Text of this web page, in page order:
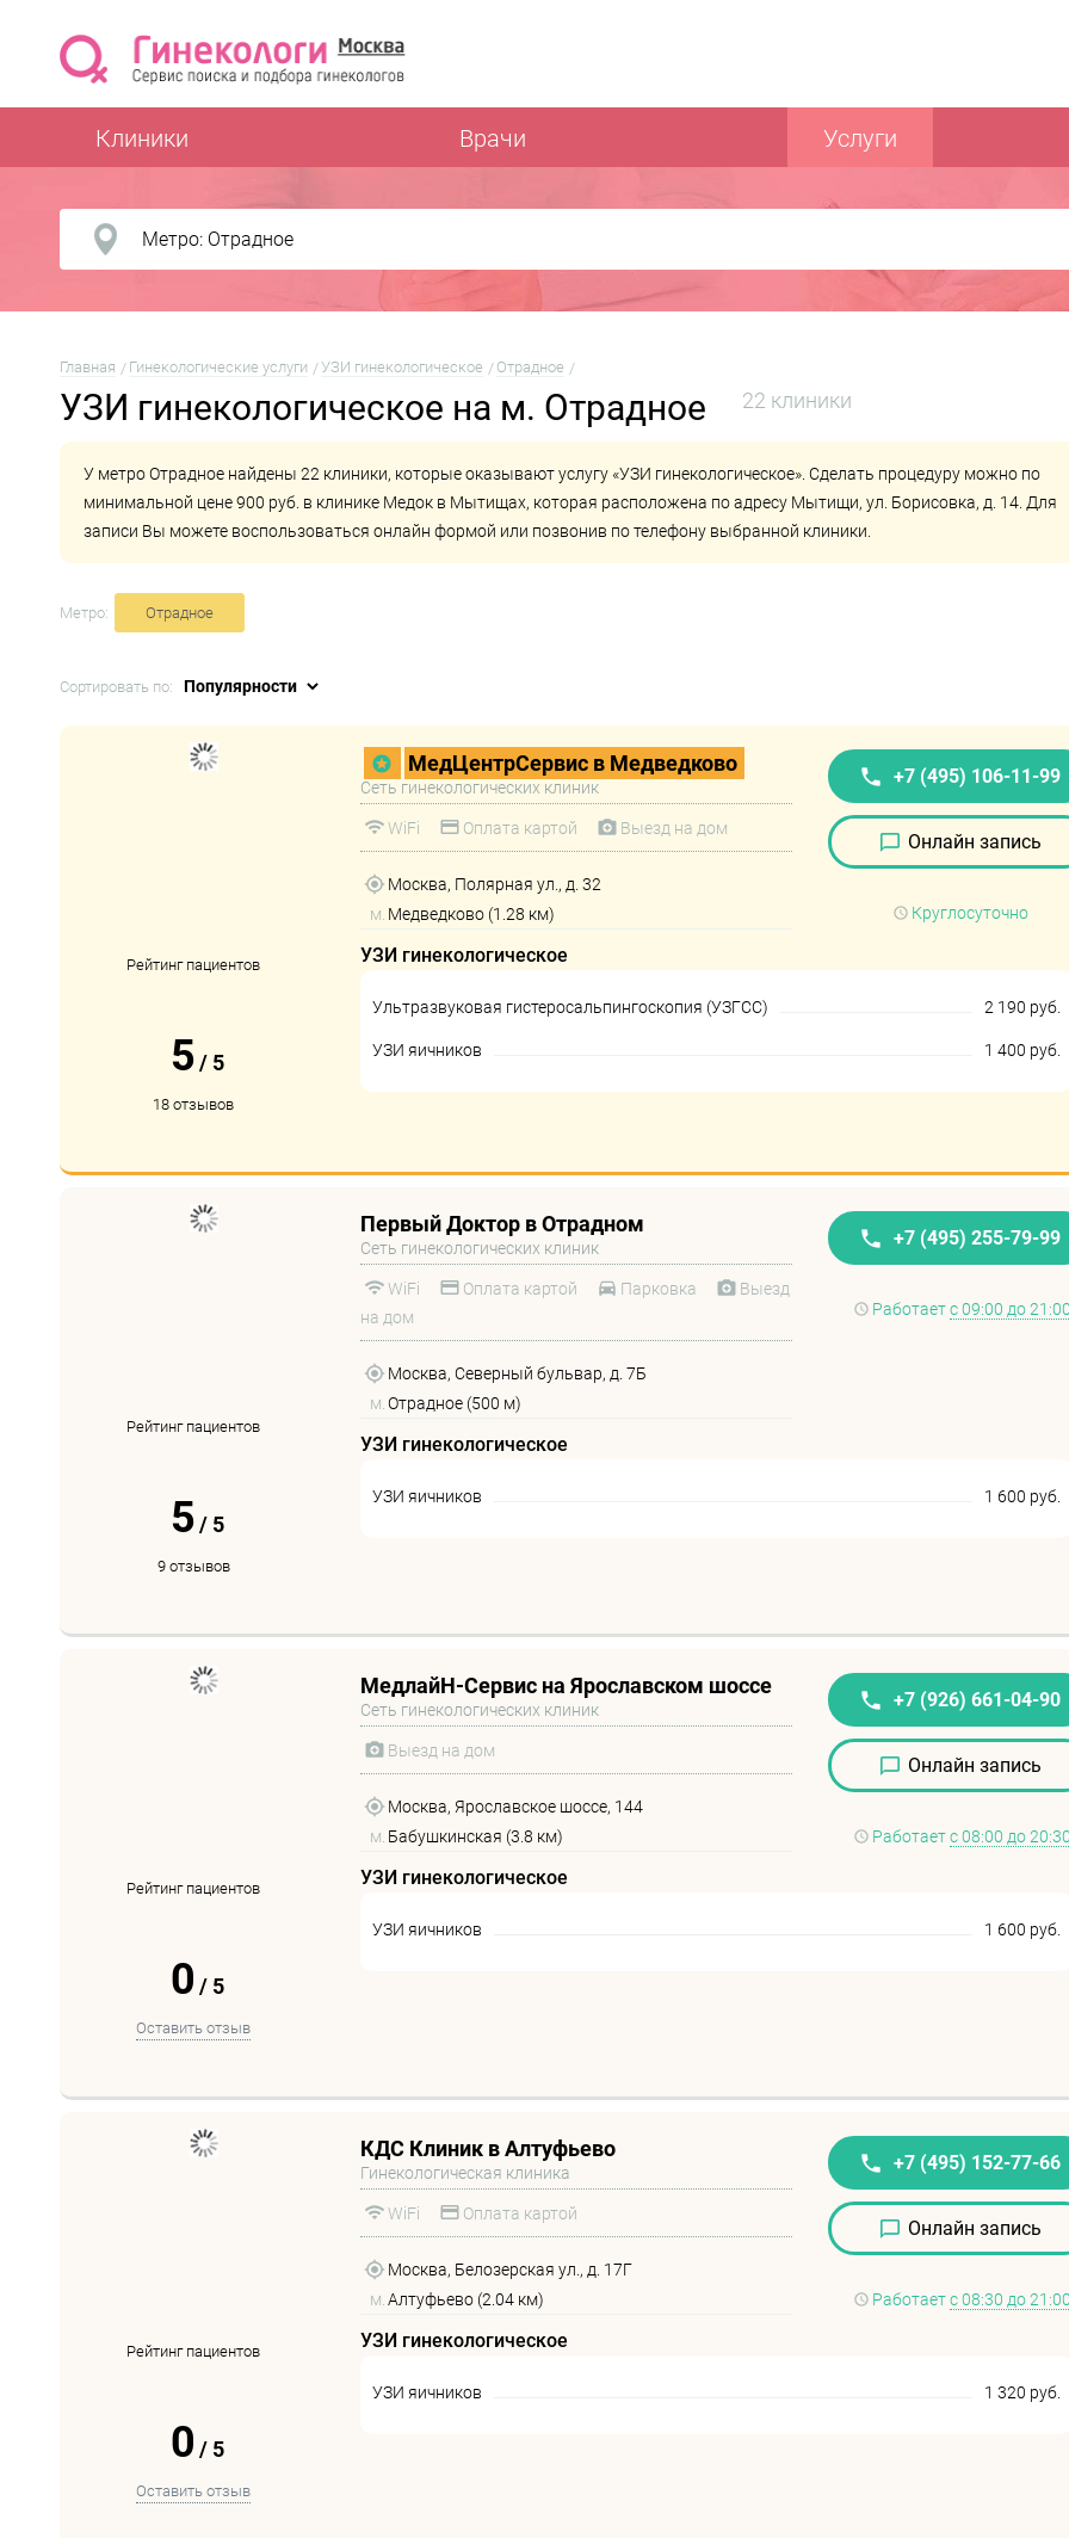
Клиники Врачи Услуги
Главная Гинекологические услуги УЗИ гинекологическое Отрадное
УЗИ гинекологическое на м. Отрадное 22 клиники
У метро Отрадное найдены 22 клиники, которые оказывают услугу «УЗИ гинекологическое». Сделать процедуру можно по
минимальной цене 900 руб. в клинике Медок в Мытищах, которая расположена по адресу Мытищи, ул. Борисовка, д. 14. Для
записи Вы можете воспользоваться онлайн формой или позвонив по телефону выбранной клиники.
Метро: Отрадное
Сортировать по:
Рейтинг пациентов
5 / 5
18 отзывов
МедЦентрСервис в Медведково
Сеть гинекологических клиник
WiFi Оплата картой Выезд на дом
Москва, Полярная ул., д. 32
м. Медведково (1.28 км)
УЗИ гинекологическое
Ультразвуковая гистеросальпингоскопия (УЗГСС) 2 190 руб.
УЗИ яичников 1 400 руб.
+7 (495) 106-11-99
Онлайн запись
Круглосуточно
Рейтинг пациентов
5 / 5
9 отзывов
Первый Доктор в Отрадном
Сеть гинекологических клиник
WiFi Оплата картой Парковка
Выезд
на дом
Москва, Северный бульвар, д. 7Б
м. Отрадное (500 м)
УЗИ гинекологическое
УЗИ яичников 1 600 руб.
+7 (495) 255-79-99
Работаетс 09:00 до
Рейтинг пациентов
0 / 5
Оставить отзыв
МедлайН-Сервис на Ярославском шоссе
Сеть гинекологических клиник
Выезд на дом
Москва, Ярославское шоссе, 144
м. Бабушкинская (3.8 км)
УЗИ гинекологическое
УЗИ яичников 1 600 руб.
+7 (926) 661-04-90
Онлайн запись
Работаетс 08:00 до
Рейтинг пациентов
0 / 5
Оставить отзыв
КДС Клиник в Алтуфьево
Гинекологическая клиника
WiFi Оплата картой
Москва, Белозерская ул., д. 17Г
м. Алтуфьево (2.04 км)
УЗИ гинекологическое
УЗИ яичников 1 320 руб.
+7 (495) 152-77-66
Онлайн запись
Работаетс 08:30 до